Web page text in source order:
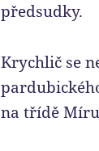
předsudky.
Krychlič se
na třídě